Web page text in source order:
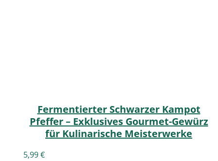
Fermentierter Schwarzer Kampot
Pfeffer – Exklusives Gourmet-Gewürz
für Kulinarische Meisterwerke
5,99€